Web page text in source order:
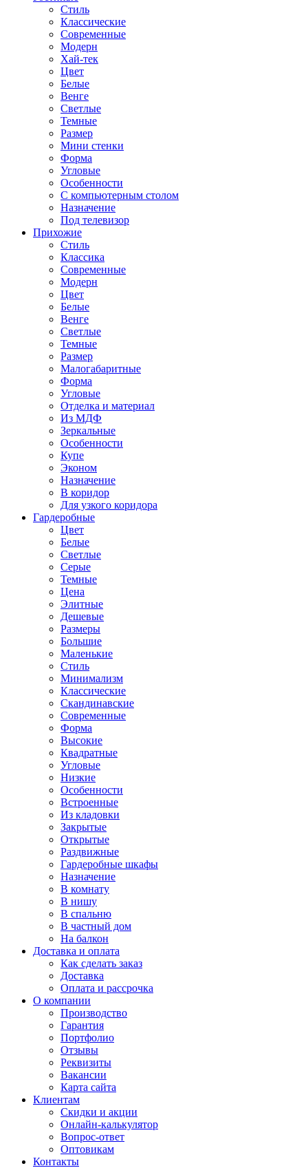
Стиль
Классические
Современные
Модерн
Хай-тек
Цвет
Белые
Венге
Светлые
Темные
Размер
Мини стенки
Форма
Угловые
Особенности
С компьютерным столом
Назначение
Под телевизор
Прихожие
Стиль
Классика
Современные
Модерн
Цвет
Белые
Венге
Светлые
Темные
Размер
Малогабаритные
Форма
Угловые
Отделка и материал
Из МДФ
Зеркальные
Особенности
Купе
Эконом
Назначение
В коридор
Для узкого коридора
Гардеробные
Цвет
Белые
Светлые
Серые
Темные
Цена
Элитные
Дешевые
Размеры
Большие
Маленькие
Стиль
Минимализм
Классические
Скандинавские
Современные
Форма
Высокие
Квадратные
Угловые
Низкие
Особенности
Встроенные
Из кладовки
Закрытые
Открытые
Раздвижные
Гардеробные шкафы
Назначение
В комнату
В нишу
В спальню
В частный дом
На балкон
Доставка и оплата
Как сделать заказ
Доставка
Оплата и рассрочка
О компании
Производство
Гарантия
Портфолио
Отзывы
Реквизиты
Вакансии
Карта сайта
Клиентам
Скидки и акции
Онлайн-калькулятор
Вопрос-ответ
Оптовикам
Контакты